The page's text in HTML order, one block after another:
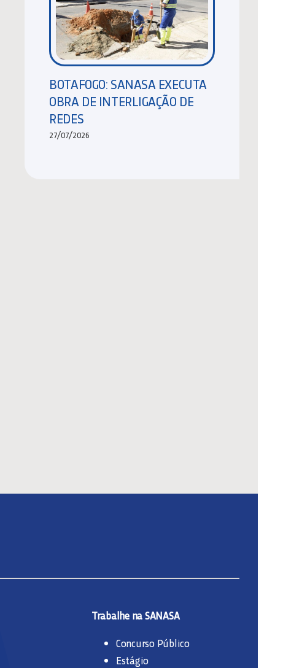
BOTAFOGO: SANASA EXECUTA
OBRA DE INTERLIGAÇÃO DE
REDES
27/07/2026
Trabalhe na SANASA
Concurso Público
Estágio